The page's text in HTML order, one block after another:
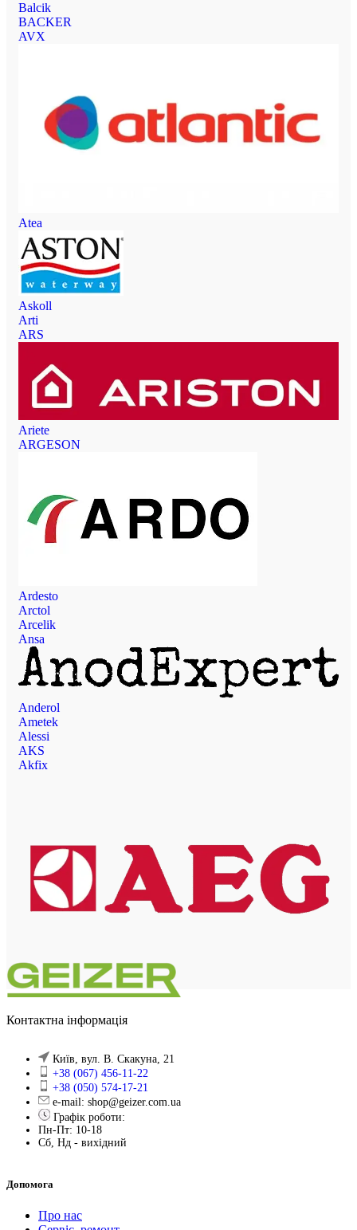
Balcik
BACKER
AVX
Atea
Askoll
Arti
ARS
Ariete
ARGESON
Ardesto
Arctol
Arcelik
Ansa
Anderol
Ametek
Alessi
AKS
Akfix
Контактна інформація
Київ, вул. В. Скакуна, 21
+38 (067) 456-11-22
+38 (050) 574-17-21
e-mail: shop@geizer.com.ua
Графік роботи:
Пн-Пт: 10-18
Сб, Нд - вихідний
Допомога
Про нас